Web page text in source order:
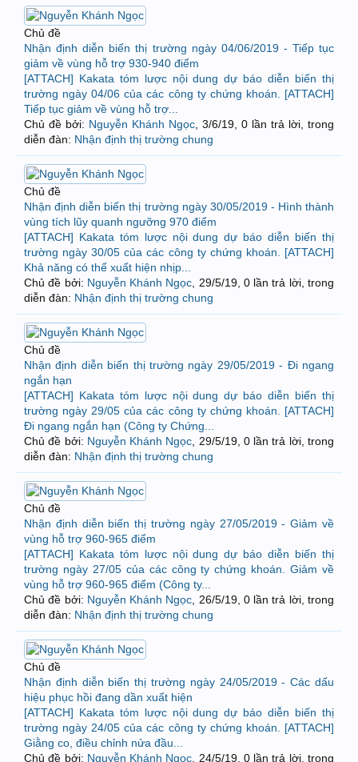
Chủ đề
Nhận định diễn biến thị trường ngày 04/06/2019 - Tiếp tục
giảm về vùng hỗ trợ 930-940 điểm
[ATTACH] Kakata tóm lược nội dung dự báo diễn biến thị
trường ngày 04/06 của các công ty chứng khoán. [ATTACH]
Tiếp tục giảm về vùng hỗ trợ...
Chủ đề bởi: Nguyễn Khánh Ngọc 3/6/19 , 0 lần trả lời, trong
diễn đàn: Nhận định thị trường chung
Chủ đề
Nhận định diễn biến thị trường ngày 30/05/2019 - Hình thành
vùng tích lũy quanh ngưỡng 970 điểm
[ATTACH] Kakata tóm lược nội dung dự báo diễn biến thị
trường ngày 30/05 của các công ty chứng khoán. [ATTACH]
Khả năng có thể xuất hiện nhịp...
Chủ đề bởi: Nguyễn Khánh Ngọc 29/5/19, 0 lần trả lời, trong
diễn đàn: Nhận định thị trường chung
Chủ đề
Nhận định diễn biến thị trường ngày 29/05/2019 - Đi ngang
ngắn hạn
[ATTACH] Kakata tóm lược nội dung dự báo diễn biến thị
trường ngày 29/05 của các công ty chứng khoán. [ATTACH]
Đi ngang ngắn hạn (Công ty Chứng...
Chủ đề bởi: Nguyễn Khánh Ngọc 29/5/19, 0 lần trả lời, trong
diễn đàn: Nhận định thị trường chung
Chủ đề
Nhận định diễn biến thị trường ngày 27/05/2019 - Giảm về
vùng hỗ trợ 960-965 điểm
[ATTACH] Kakata tóm lược nội dung dự báo diễn biến thị
trường ngày 27/05 của các công ty chứng khoán. Giảm về
vùng hỗ trợ 960-965 điểm (Công ty...
Chủ đề bởi: Nguyễn Khánh Ngọc 26/5/19, 0 lần trả lời, trong
diễn đàn: Nhận định thị trường chung
Chủ đề
Nhận định diễn biến thị trường ngày 24/05/2019 - Các dấu
hiệu phục hồi đang dần xuất hiện
[ATTACH] Kakata tóm lược nội dung dự báo diễn biến thị
trường ngày 24/05 của các công ty chứng khoán. [ATTACH]
Giằng co, điều chỉnh nửa đầu...
Chủ đề bởi: Nguyễn Khánh Ngọc 24/5/19, 0 lần trả lời, trong